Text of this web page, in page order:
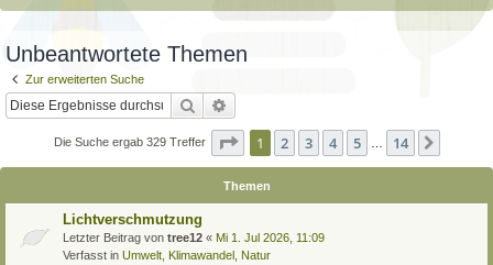
u
Unbeantwortete Themen
Zur erweiterten Suche
Suche
Die Suche ergab 329 Treffer Seite 1von 14
1 2 3 4 5 14
Themen
Lichtverschmutzung
Letzter Beitrag von tree12 « Mi 1. Jul 2026, 11:09
Verfasst in Umwelt, Klimawandel, Natur